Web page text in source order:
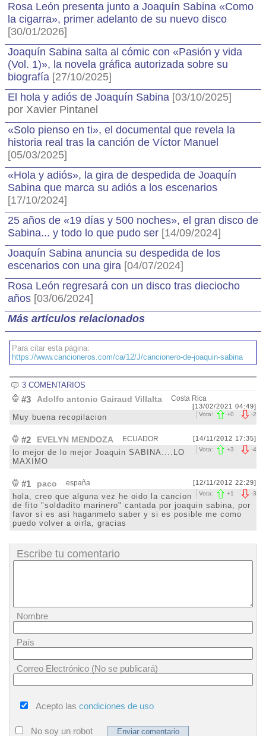
Rosa León presenta junto a Joaquín Sabina «Como
la cigarra», primer adelanto de su nuevo disco
[30/01/2026]
Joaquín Sabina salta al cómic con «Pasión y vida
(Vol. 1)», la novela gráfica autorizada sobre su
biografía [27/10/2025]
El hola y adiós de Joaquín Sabina [03/10/2025]
por Xavier Pintanel
«Solo pienso en ti», el documental que revela la
historia real tras la canción de Víctor Manuel
[05/03/2025]
«Hola y adiós», la gira de despedida de Joaquín
Sabina que marca su adiós a los escenarios
[17/10/2024]
25 años de «19 días y 500 noches», el gran disco de
Sabina... y todo lo que pudo ser [14/09/2024]
Joaquín Sabina anuncia su despedida de los
escenarios con una gira [04/07/2024]
Rosa León regresará con un disco tras dieciocho
años [03/06/2024]
Más artículos relacionados
Para citar esta página:
https://www.cancioneros.com/ca/12/J/cancionero-de-joaquin-sabina
3 COMENTARIOS
#3 Adolfo antonio Gairaud Villalta Costa Rica
[13/02/2021 04:49]
-2
Vota: +0
Muy buena recopilacion
#2 EVELYN MENDOZA ECUADOR [14/11/2012 17:35]
-4
Vota: +3
lo mejor de lo mejor Joaquin SABINA....LO
MAXIMO
#1 paco españa [12/11/2012 22:29]
-3
Vota: +1
hola, creo que alguna vez he oido la cancion
de fito "soldadito marinero" cantada por joaquin sabina, por
favor si es asi haganmelo saber y si es posible me como
puedo volver a oirla, gracias
Escribe tu comentario
Nombre
País
Correo Electrónico (No se publicará)
Acepto las condiciones de uso
No soy un robot